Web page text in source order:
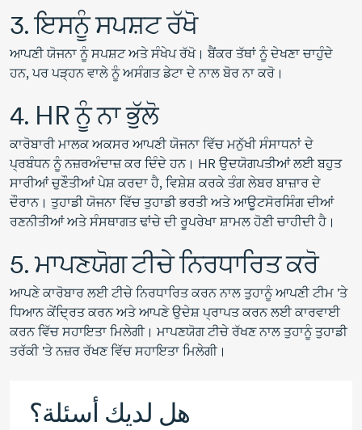
3. ਇਸਨੂੰ ਸਪਸ਼ਟ ਰੱਖੋ
ਆਪਣੀ ਯੋਜਨਾ ਨੂੰ ਸਪਸ਼ਟ ਅਤੇ ਸੰਖੇਪ ਰੱਖੋ। ਬੈਂਕਰ ਤੱਥਾਂ ਨੂੰ ਦੇਖਣਾ ਚਾਹੁੰਦੇ
ਹਨ, ਪਰ ਪੜ੍ਹਨ ਵਾਲੇ ਨੂੰ ਅਸੰਗਤ ਡੇਟਾ ਦੇ ਨਾਲ ਬੋਰ ਨਾ ਕਰੋ।
4. HR ਨੂੰ ਨਾ ਭੁੱਲੋ
ਕਾਰੋਬਾਰੀ ਮਾਲਕ ਅਕਸਰ ਆਪਣੀ ਯੋਜਨਾ ਵਿੱਚ ਮਨੁੱਖੀ ਸੰਸਾਧਨਾਂ ਦੇ
ਪ੍ਰਬੰਧਨ ਨੂੰ ਨਜ਼ਰਅੰਦਾਜ਼ ਕਰ ਦਿੰਦੇ ਹਨ। HR ਉਦਯੋਗਪਤੀਆਂ ਲਈ ਬਹੁਤ
ਸਾਰੀਆਂ ਚੁਣੌਤੀਆਂ ਪੇਸ਼ ਕਰਦਾ ਹੈ, ਵਿਸ਼ੇਸ਼ ਕਰਕੇ ਤੰਗ ਲੇਬਰ ਬਾਜ਼ਾਰ ਦੇ
ਦੌਰਾਨ। ਤੁਹਾਡੀ ਯੋਜਨਾ ਵਿੱਚ ਤੁਹਾਡੀ ਭਰਤੀ ਅਤੇ ਆਊਟਸੋਰਸਿੰਗ ਦੀਆਂ
ਰਣਨੀਤੀਆਂ ਅਤੇ ਸੰਸਥਾਗਤ ਢਾਂਚੇ ਦੀ ਰੂਪਰੇਖਾ ਸ਼ਾਮਲ ਹੋਣੀ ਚਾਹੀਦੀ ਹੈ।
5. ਮਾਪਣਯੋਗ ਟੀਚੇ ਨਿਰਧਾਰਿਤ ਕਰੋ
ਆਪਣੇ ਕਾਰੋਬਾਰ ਲਈ ਟੀਚੇ ਨਿਰਧਾਰਿਤ ਕਰਨ ਨਾਲ ਤੁਹਾਨੂੰ ਆਪਣੀ ਟੀਮ 'ਤੇ
ਧਿਆਨ ਕੇਂਦ੍ਰਿਤ ਕਰਨ ਅਤੇ ਆਪਣੇ ਉਦੇਸ਼ ਪ੍ਰਾਪਤ ਕਰਨ ਲਈ ਕਾਰਵਾਈ
ਕਰਨ ਵਿੱਚ ਸਹਾਇਤਾ ਮਿਲੇਗੀ। ਮਾਪਣਯੋਗ ਟੀਚੇ ਰੱਖਣ ਨਾਲ ਤੁਹਾਨੂੰ ਤੁਹਾਡੀ
ਤਰੱਕੀ 'ਤੇ ਨਜ਼ਰ ਰੱਖਣ ਵਿੱਚ ਸਹਾਇਤਾ ਮਿਲੇਗੀ।
هل لديك أسئلة؟